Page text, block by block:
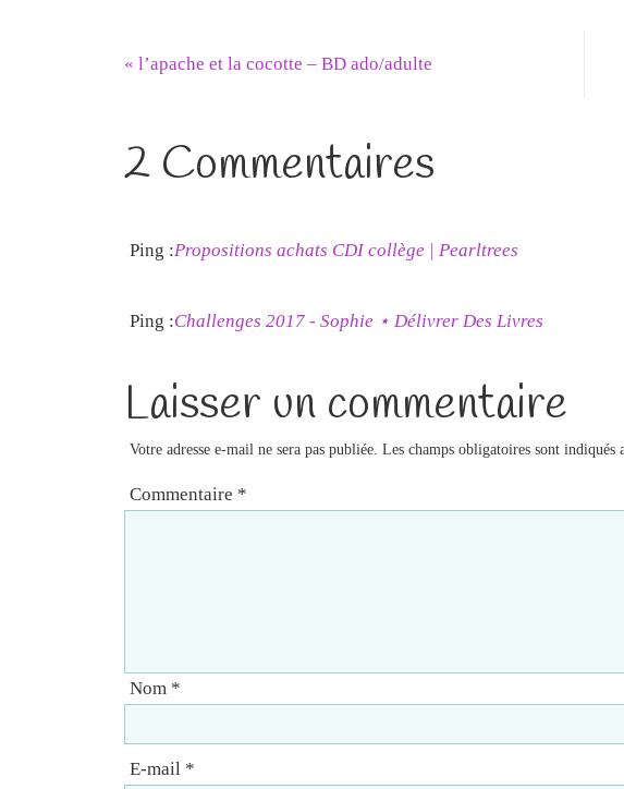
« l’apache et la cocotte – BD ado/adulte
2 Commentaires
Ping :Propositions achats CDI collège | Pearltrees
Ping :Challenges 2017 - Sophie ⋆ Délivrer Des Livres
Laisser un commentaire
Votre adresse e-mail ne sera pas publiée. Les champs obligatoires sont indiqués
Commentaire *
Nom *
E-mail *